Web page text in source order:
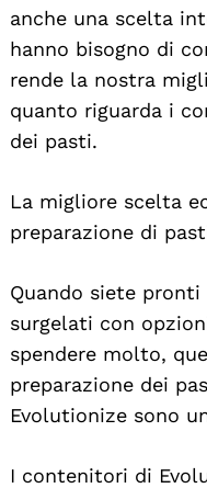
anche una scelta
hanno bisogno di
rende la nostra
quanto riguarda i
dei pasti.
La migliore scelta
preparazione di
Quando siete
surgelati con
spendere molto,
preparazione dei
Evolutionize sono
I contenitori di